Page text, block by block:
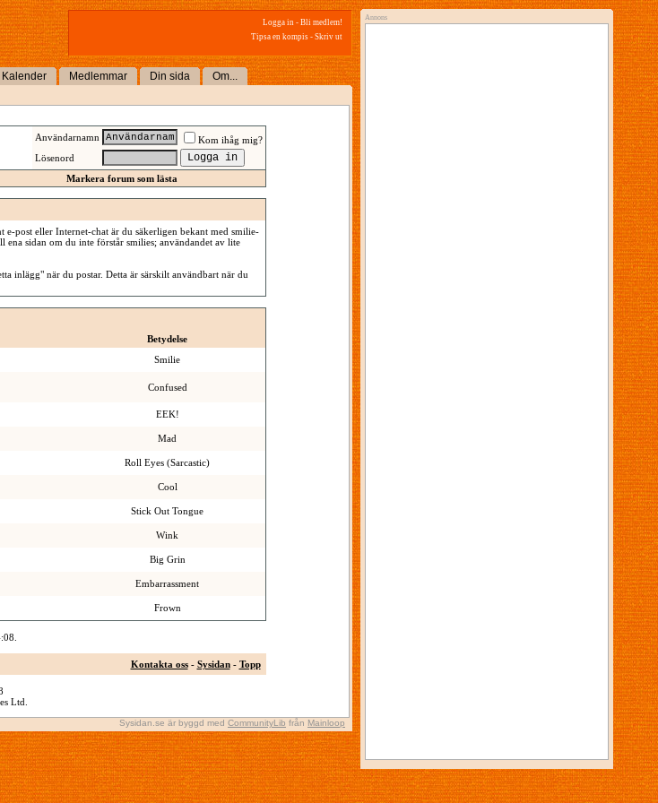
Logga in - Bli medlem!
Tipsa en kompis - Skriv ut
Kalender Medlemmar Din sida Om...
Användarnamn
Kom ihåg mig?
Lösenord
Markera forum som lästa
post eller Internet-chat är du säkerligen bekant med smilie-
sidan om du inte förstår smilies; användandet av lite
inlägg" när du postar. Detta är särskilt användbart när du
Betydelse
Smilie
Confused
EEK!
Mad
Roll Eyes (Sarcastic)
Cool
Stick Out Tongue
Wink
Big Grin
Embarrassment
Frown
Kontakta oss- Sysidan- Topp
Ltd.
Sysidan.se är byggd med CommunityLib från Mainloop
Annons